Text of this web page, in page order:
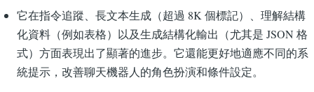
它在指令追蹤、長文本生成（超過 8K 個標記）、理解結構
化資料（例如表格）以及生成結構化輸出（尤其是 JSON 格
式）方面表現出了顯著的進步。它還能更好地適應不同的系
統提示，改善聊天機器人的角色扮演和條件設定。